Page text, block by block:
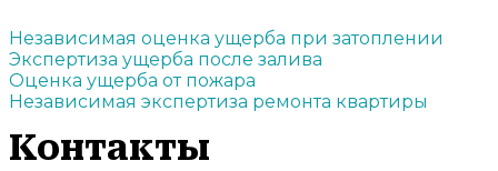
Независимая оценка ущерба при затоплении
Экспертиза ущерба после залива
Оценка ущерба от пожара
Независимая экспертиза ремонта квартиры
Контакты